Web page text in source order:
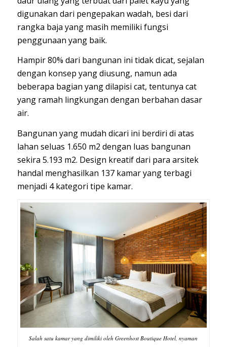
digunakan dari pengepakan wadah, besi dari
rangka baja yang masih memiliki fungsi
penggunaan yang baik.
Hampir 80% dari bangunan ini tidak dicat, sejalan
dengan konsep yang diusung, namun ada
beberapa bagian yang dilapisi cat, tentunya cat
yang ramah lingkungan dengan berbahan dasar
air.
Bangunan yang mudah dicari ini berdiri di atas
lahan seluas 1.650 m2 dengan luas bangunan
sekira 5.193 m2. Design kreatif dari para arsitek
handal menghasilkan 137 kamar yang terbagi
menjadi 4 kategori tipe kamar.
Salah satu kamar yang dimiliki oleh Greenhost Boutique Hotel, nyaman